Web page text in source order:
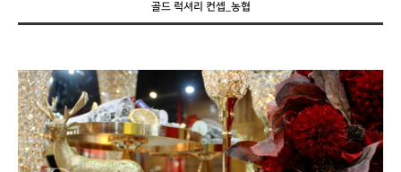
골드 럭셔리 컨셉_농협